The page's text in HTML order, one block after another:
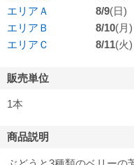
エリアＡ
8/9(日)
エリアＢ
8/10(月)
エリアＣ
8/11(火)
販売単位
1本
商品説明